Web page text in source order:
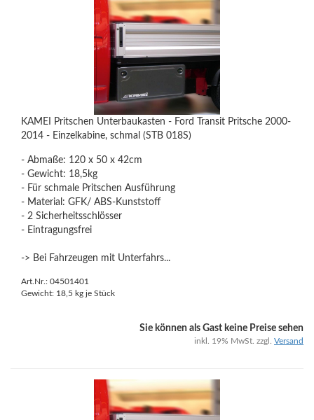
KAMEI Pritschen Unterbaukasten - Ford Transit Pritsche 2000-
2014 - Einzelkabine, schmal (STB 018S)
- Abmaße: 120 x 50 x 42cm
- Gewicht: 18,5kg
- Für schmale Pritschen Ausführung
- Material: GFK/ ABS-Kunststoff
- 2 Sicherheitsschlösser
- Eintragungsfrei
-> Bei Fahrzeugen mit Unterfahrs...
Art.Nr.: 04501401
Gewicht: 18,5 kg je Stück
Sie können als Gast keine Preise sehen
inkl. 19% MwSt. zzgl. Versand